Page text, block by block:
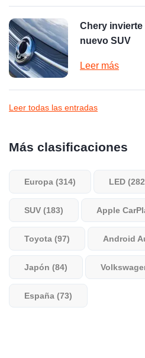
Chery invierte
nuevo SUV
Leer más
Leer todas las entradas
Más clasificaciones
Europa (314) LED
SUV (183) Apple
Toyota (97) Android
Japón (84)
España (73)